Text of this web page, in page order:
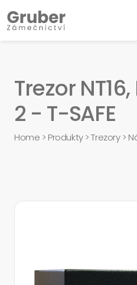
Trezor
2 - T-SAFE
Home > Produkty>Trezory>